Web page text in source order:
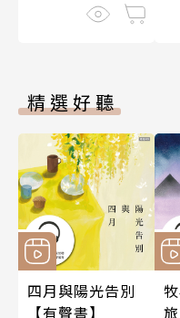
精選好聽
四月與陽光告別
【有聲書】